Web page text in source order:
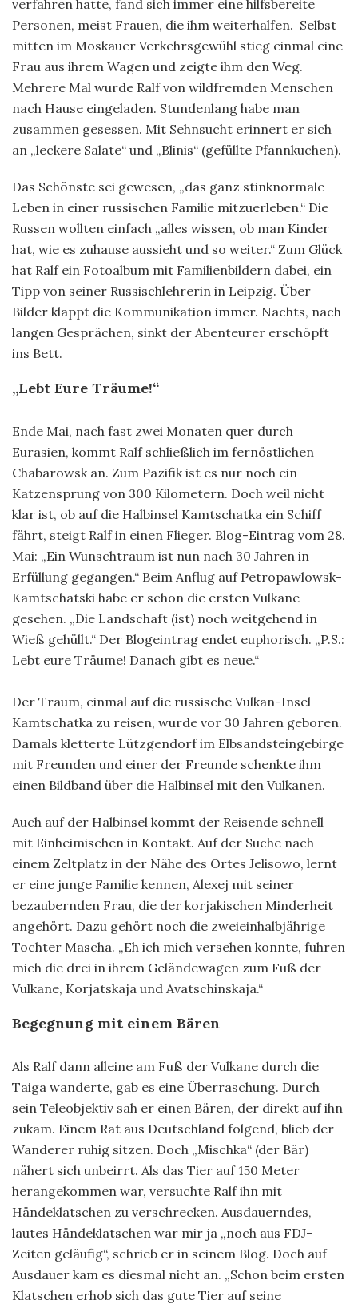
verfahren hatte, fand sich immer eine hilfsbereite
Personen, meist Frauen, die ihm weiterhalfen. Selbst
mitten im Moskauer Verkehrsgewühl stieg einmal eine
Frau aus ihrem Wagen und zeigte ihm den Weg.
Mehrere Mal wurde Ralf von wildfremden Menschen
nach Hause eingeladen. Stundenlang habe man
zusammen gesessen. Mit Sehnsucht erinnert er sich
an „leckere Salate“ und „Blinis“ (gefüllte Pfannkuchen).
Das Schönste sei gewesen, „das ganz stinknormale
Leben in einer russischen Familie mitzuerleben.“ Die
Russen wollten einfach „alles wissen, ob man Kinder
hat, wie es zuhause aussieht und so weiter.“ Zum Glück
hat Ralf ein Fotoalbum mit Familienbildern dabei, ein
Tipp von seiner Russischlehrerin in Leipzig. Über
Bilder klappt die Kommunikation immer. Nachts, nach
langen Gesprächen, sinkt der Abenteurer erschöpft
ins Bett.
„Lebt Eure Träume!“
Ende Mai, nach fast zwei Monaten quer durch
Eurasien, kommt Ralf schließlich im fernöstlichen
Chabarowsk an. Zum Pazifik ist es nur noch ein
Katzensprung von 300 Kilometern. Doch weil nicht
klar ist, ob auf die Halbinsel Kamtschatka ein Schiff
fährt, steigt Ralf in einen Flieger. Blog-Eintrag vom 28.
Mai: „Ein Wunschtraum ist nun nach 30 Jahren in
Erfüllung gegangen.“ Beim Anflug auf Petropawlowsk-
Kamtschatski habe er schon die ersten Vulkane
gesehen. „Die Landschaft (ist) noch weitgehend in
Wieß gehüllt.“ Der Blogeintrag endet euphorisch. „P.S.:
Lebt eure Träume! Danach gibt es neue.“
Der Traum, einmal auf die russische Vulkan-Insel
Kamtschatka zu reisen, wurde vor 30 Jahren geboren.
Damals kletterte Lützgendorf im Elbsandsteingebirge
mit Freunden und einer der Freunde schenkte ihm
einen Bildband über die Halbinsel mit den Vulkanen.
Auch auf der Halbinsel kommt der Reisende schnell
mit Einheimischen in Kontakt. Auf der Suche nach
einem Zeltplatz in der Nähe des Ortes Jelisowo, lernt
er eine junge Familie kennen, Alexej mit seiner
bezaubernden Frau, die der korjakischen Minderheit
angehört. Dazu gehört noch die zweieinhalbjährige
Tochter Mascha. „Eh ich mich versehen konnte, fuhren
mich die drei in ihrem Geländewagen zum Fuß der
Vulkane, Korjatskaja und Avatschinskaja.“
Begegnung mit einem Bären
Als Ralf dann alleine am Fuß der Vulkane durch die
Taiga wanderte, gab es eine Überraschung. Durch
sein Teleobjektiv sah er einen Bären, der direkt auf ihn
zukam. Einem Rat aus Deutschland folgend, blieb der
Wanderer ruhig sitzen. Doch „Mischka“ (der Bär)
nähert sich unbeirrt. Als das Tier auf 150 Meter
herangekommen war, versuchte Ralf ihn mit
Händeklatschen zu verschrecken. Ausdauerndes,
lautes Händeklatschen war mir ja „noch aus FDJ-
Zeiten geläufig“, schrieb er in seinem Blog. Doch auf
Ausdauer kam es diesmal nicht an. „Schon beim ersten
Klatschen erhob sich das gute Tier auf seine